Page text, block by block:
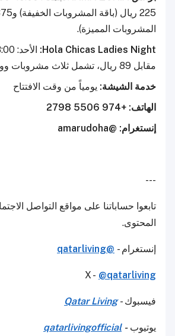
المشروبات المميزة).
Hola Chicas Ladies Night:
مقابل 89 ريال، تشمل ثلاث مشروبات ووجبة خفيفة.
خدمة الشيشة: يومياً من وقت الافتتاح
الهاتف: +974 5506 2798
إنستغرام: @amarudoha
---
تابعوا حساباتنا على مواقع التواصل
المحتوى.
إنستغرام - @qatarliving
X - @qatarliving
فيسبوك -Qatar Living
يوتيوب-
qatarlivingofficial